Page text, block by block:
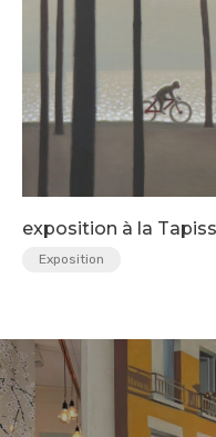
exposition à la
Exposition